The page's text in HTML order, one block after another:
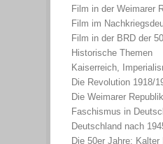
Film in der Weimarer
Film im
Film in der BRD der
Historische Themen
Kaiserreich,
Die Revolution 1918/
Die Weimarer Republik
Faschismus in
Deutschland nach
Die 50er Jahre: